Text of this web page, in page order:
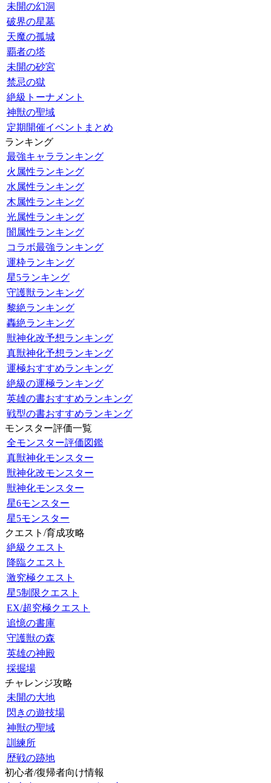
未開の幻洞
破界の星墓
天魔の孤城
覇者の塔
未開の砂宮
禁忌の獄
絶級トーナメント
神獣の聖域
定期開催イベントまとめ
ランキング
最強キャラランキング
火属性ランキング
水属性ランキング
木属性ランキング
光属性ランキング
闇属性ランキング
コラボ最強ランキング
運枠ランキング
星5ランキング
守護獣ランキング
黎絶ランキング
轟絶ランキング
獣神化改予想ランキング
真獣神化予想ランキング
運極おすすめランキング
絶級の運極ランキング
英雄の書おすすめランキング
戦型の書おすすめランキング
モンスター評価一覧
全モンスター評価図鑑
真獣神化モンスター
獣神化改モンスター
獣神化モンスター
星6モンスター
星5モンスター
クエスト/育成攻略
絶級クエスト
降臨クエスト
激究極クエスト
星5制限クエスト
EX/超究極クエスト
追憶の書庫
守護獣の森
英雄の神殿
採掘場
チャレンジ攻略
未開の大地
閃きの遊技場
神獣の聖域
訓練所
歴戦の跡地
初心者/復帰者向け情報